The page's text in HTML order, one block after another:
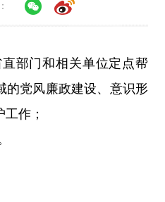
部门和相关单位定点帮
的党风廉政建设、意识形
作；